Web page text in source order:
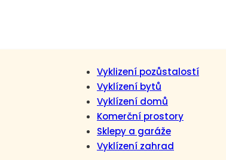
Vyklizení pozůstalostí
Vyklízení bytů
Vyklízení domů
Komerční prostory
Sklepy a garáže
Vyklízení zahrad